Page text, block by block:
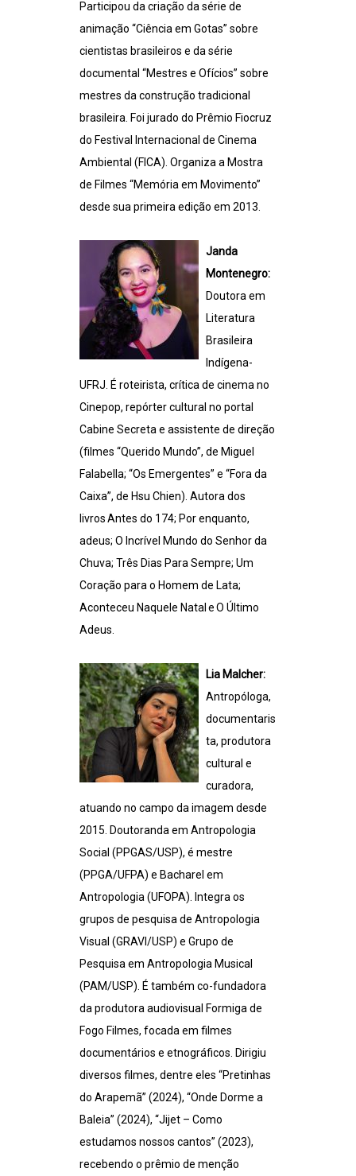
Participou da criação da série de
animação “Ciência em Gotas” sobre
cientistas brasileiros e da série
documental “Mestres e Ofícios” sobre
mestres da construção tradicional
brasileira. Foi jurado do Prêmio Fiocruz
do Festival Internacional de Cinema
Ambiental (FICA). Organiza a Mostra
de Filmes “Memória em Movimento”
desde sua primeira edição em 2013.
Janda
Montenegro:
Doutora em
Literatura
Brasileira
Indígena-
UFRJ. É roteirista, crítica de cinema no
Cinepop, repórter cultural no portal
Cabine Secreta e assistente de direção
(filmes “Querido Mundo”, de Miguel
Falabella; “Os Emergentes” e “Fora da
Caixa”, de Hsu Chien). Autora dos
livros Antes do 174; Por enquanto,
adeus; O Incrível Mundo do Senhor da
Chuva; Três Dias Para Sempre; Um
Coração para o Homem de Lata;
Aconteceu Naquele Natal e O Último
Adeus.
Lia Malcher:
Antropóloga,
documentaris
ta, produtora
cultural e
curadora,
atuando no campo da imagem desde
2015. Doutoranda em Antropologia
Social (PPGAS/USP), é mestre
(PPGA/UFPA) e Bacharel em
Antropologia (UFOPA). Integra os
grupos de pesquisa de Antropologia
Visual (GRAVI/USP) e Grupo de
Pesquisa em Antropologia Musical
(PAM/USP). É também co-fundadora
da produtora audiovisual Formiga de
Fogo Filmes, focada em filmes
documentários e etnográficos. Dirigiu
diversos filmes, dentre eles “Pretinhas
do Arapemã” (2024), “Onde Dorme a
Baleia” (2024), “Jijet – Como
estudamos nossos cantos” (2023),
recebendo o prêmio de menção